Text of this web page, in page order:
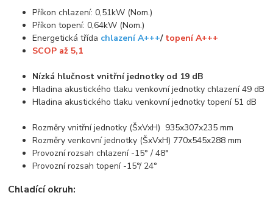
Příkon chlazení: 0,51kW (Nom.)
Příkon topení: 0,64kW (Nom.)
Energetická třída chlazení A+++/ topení A+++
SCOP až 5,1
Nízká hlučnost vnitřní jednotky od 19 dB
Hladina akustického tlaku venkovní jednotky chlazení 49 dB
Hladina akustického tlaku venkovní jednotky topení 51 dB
Rozměry vnitřní jednotky (ŠxVxH) 935x307x235 mm
Rozměry venkovní jednotky (ŠxVxH) 770x545x288 mm
Provozní rozsah chlazení -15° / 48°
Provozní rozsah topení -15°/ 24°
Chladící okruh: